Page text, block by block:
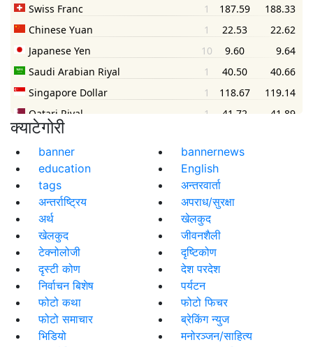
क्याटेगोरी
banner
bannernews
education
English
tags
अन्तरवार्ता
अन्तर्राष्ट्रिय
अपराध/सुरक्षा
अर्थ
खेलकुद
खेलकुद
जीवनशैली
टेक्नोलोजी
दृष्टिकोण
दृस्टी कोण
देश परदेश
निर्वाचन बिशेष
पर्यटन
फोटो कथा
फोटो फिचर
फोटो समाचार
ब्रेकिंग न्युज
भिडियो
मनोरञ्जन/साहित्य